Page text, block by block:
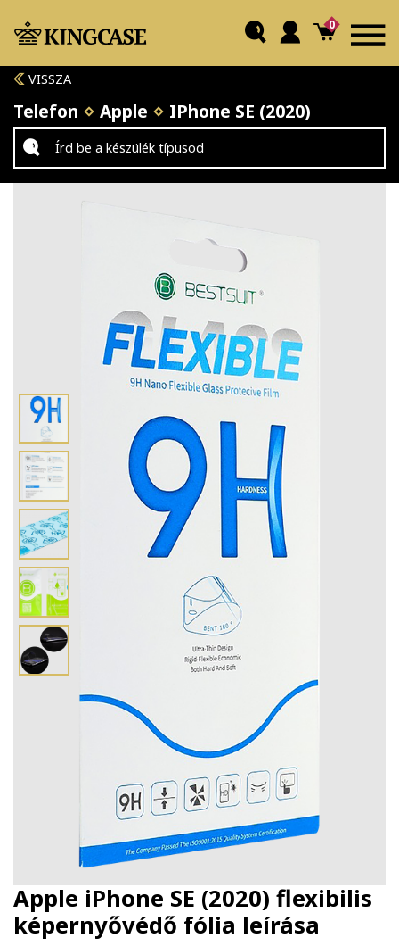
0
VISSZA
Telefon Apple IPhone SE (2020)
Apple iPhone SE (2020) flexibilis
képernyővédő fólia leírása